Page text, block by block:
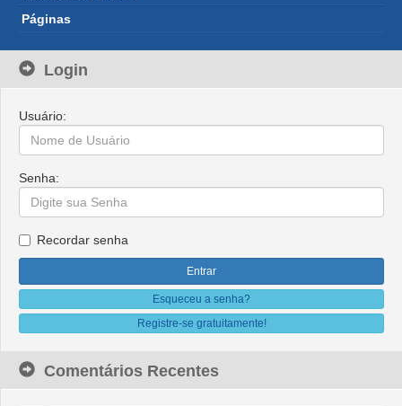
Páginas
Login
Usuário:
Senha:
Recordar senha
Esqueceu a senha?
Registre-se gratuitamente!
Comentários Recentes